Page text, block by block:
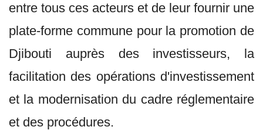
entre tous ces acteurs et de leur fournir une
plate-forme commune pour la promotion de
Djibouti auprès des investisseurs, la
facilitation des opérations d'investissement
et la modernisation du cadre réglementaire
et des procédures.